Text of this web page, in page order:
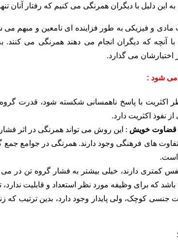
این دلیل با دیگران همرنگی می کنیم که رفتار
و فیزیکی به طور فزاینده ای نامعین و مبهم می
آنچه که دیگران انجام می دهند همرنگی می کنند.
اختیارشان می گذارد.
می شود :
اکثریت با پاسخ ناهمسانی شکسته شود، قدرت
نفوذ اکثریت دارد.
قضاوت خویش : این روش می تواند همرنگی در اثر
های فرهنگی وجود دارند. همرنگی در جوامع جمع
است.
کمتری دارند، خیلی بیشتر به فشار گروه تن در
که برای وظیفه مورد نظر استعداد و قابلیت
جنسی کوچک، ولی پایدار وجود دارد، بدین ترتیب که